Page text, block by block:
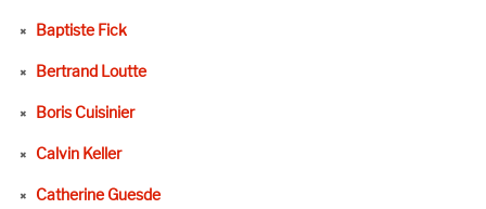
Baptiste Fick
Bertrand Loutte
Boris Cuisinier
Calvin Keller
Catherine Guesde